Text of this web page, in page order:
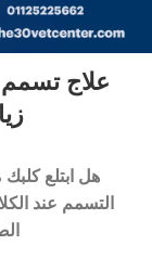
علاج
هل ابتلع
التسمم عند